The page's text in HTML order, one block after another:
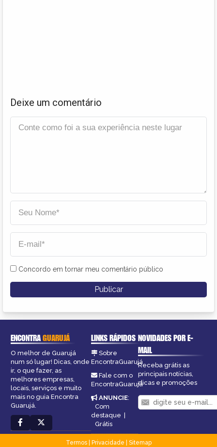
Deixe um comentário
Concordo em tornar meu comentário público
ENCONTRAGUARUJÁ
O melhor de Guarujá
num só lugar! Dicas, onde
ir, o que fazer, as
melhores empresas,
locais, serviços e muito
mais no guia Encontra
Guarujá.
LINKS RÁPIDOS
Sobre
EncontraGuarujá
Fale com o
EncontraGuarujá
ANUNCIE:
Com
destaque
Grátis
NOVIDADES POR E-
MAIL
Receba grátis as
principais notícias,
dicas e promoções
Termos| Privacidade
Sitemap